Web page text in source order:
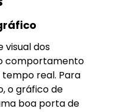
visual dos
comportamento
real. Para
o gráfico de
boa porta de